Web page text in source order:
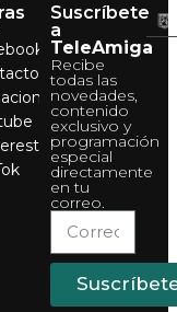
Suscríbete
a
TeleAmiga
Recibe
todas las
novedades,
contenido
exclusivo y
programación
especial
directamente
en tu
correo.